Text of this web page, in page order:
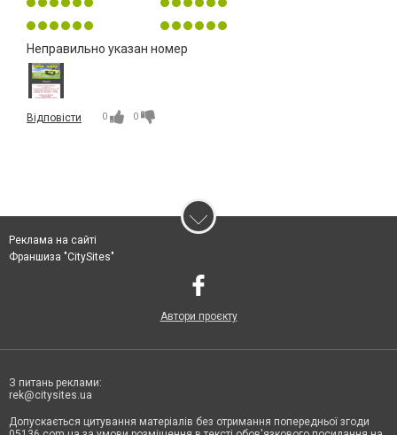
Неправильно указан номер
Відповісти 0 0
Реклама на сайті
Франшиза "CitySites"
Автори проєкту
З питань реклами:
rek@citysites.ua
Допускається цитування матеріалів без отримання попередньої згоди